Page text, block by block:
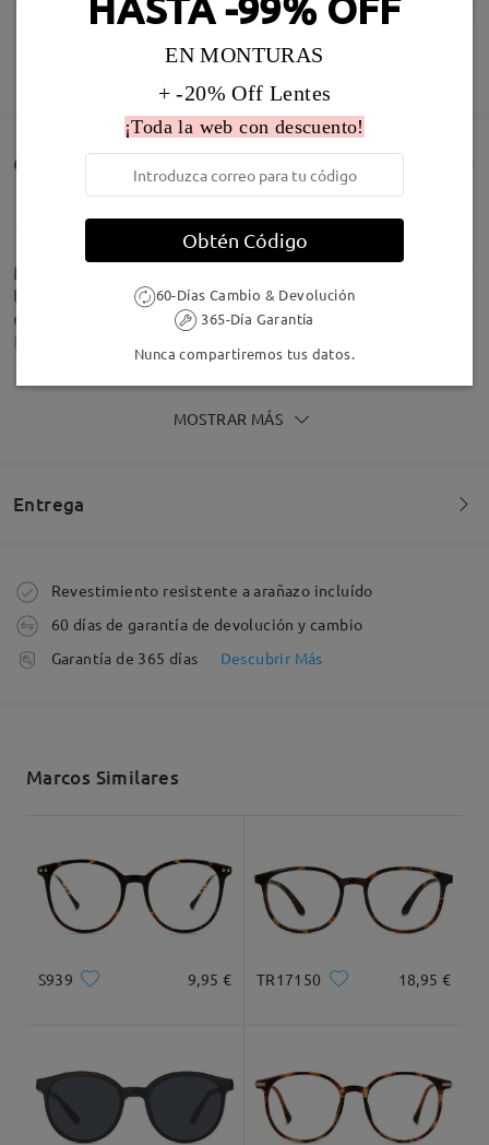
Comentarios de Clientes(1514)
Me encantan porque se notan súper ligeras. Con mi
tipo de cara que es más cuadrada esta forma le
queda muy birn, los colores que tiene preciosos.
Me siento muy comoda llevandolas.
Me han encantado. Son bonitas, ligeras y sientan
muy bien.
Leer todos los
MOSTRAR MÁS
Entrega
Pedido realizado
Fabricación
Llegado
Revestimiento resistente a arañazo incluído
60 días de garantía de devolución y cambio
Garantía de 365 días
Descubrir Más
Marcos Similares
S939 9,95 € TR17150 18,95 €
EN MONTURAS
+ -20% Off Lentes
¡Toda la web con descuento!
Obtén Código
60-Días Cambio & Devolución
365-Día Garantía
Nunca compartiremos tus datos.